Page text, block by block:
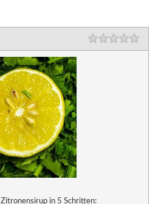
Zitronensirup in 5 Schritten: